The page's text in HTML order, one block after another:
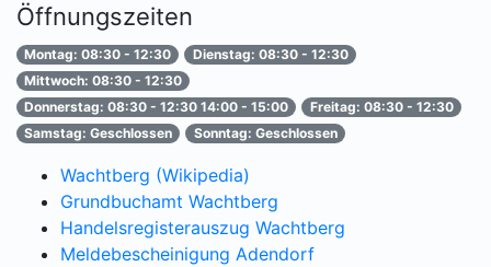
Öffnungszeiten
Montag: 08:30 - 12:30
Dienstag: 08:30 - 12:30
Mittwoch: 08:30 - 12:30
Donnerstag: 08:30 - 12:30 14:00 - 15:00
Freitag: 08:30 - 12:30
Samstag: Geschlossen
Sonntag: Geschlossen
Wachtberg (Wikipedia)
Grundbuchamt Wachtberg
Handelsregisterauszug Wachtberg
Meldebescheinigung Adendorf